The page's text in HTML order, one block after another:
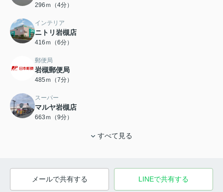
296ｍ（4分）
インテリア
ニトリ岩槻店
416ｍ（6分）
郵便局
岩槻郵便局
485ｍ（7分）
スーパー
マルヤ岩槻店
663ｍ（9分）
すべて見る
メールで共有する LINEで共有する